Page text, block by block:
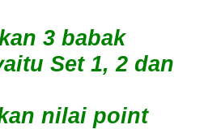
3 babak
Set 1, 2 dan
nilai point